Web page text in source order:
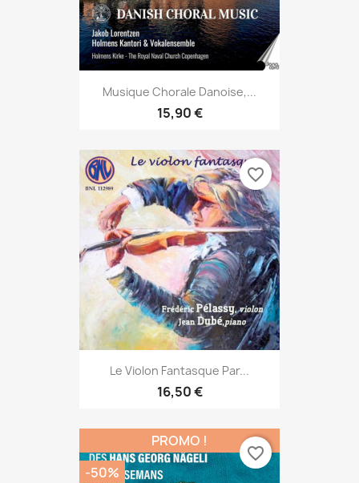
Musique Chorale Danoise,...
15,90 €
Le Violon Fantasque Par...
16,50 €
favorite_border
PROMO !
-50%
favorite_border